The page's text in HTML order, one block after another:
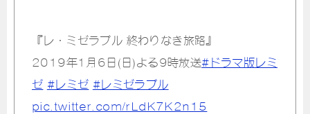
『レ・ミゼラブル 終わりなき旅路』
2019年1月6日(日)よる9時放送#ドラマ版レミ
ゼ #レミゼ #レミゼラブル
pic.twitter.com/rLdK7K2n15